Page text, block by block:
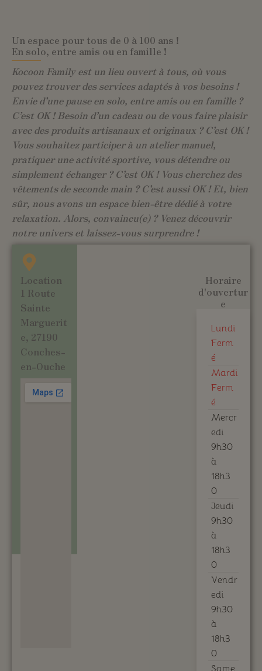
Un espace pour tous de 0 à 100 ans !
En solo, entre amis ou en famille !
Kocoon Family est un lieu ouvert à tous, où vous
pouvez trouver des services adaptés à vos besoins !
Envie d’une pause en solo, entre amis ou en famille ?
C’est OK ! Besoin d’un cadeau ou de vous faire plaisir
avec des produits artisanaux et originaux ? C’est OK !
Vous souhaitez participer à un atelier manuel,
pratiquer une activité sportive, vous détendre ou
simplement échanger ? C’est OK ! Vous cherchez des
vêtements de seconde main ? C’est aussi OK ! Et, bien
sûr, nous avons un espace bien-être dédié à votre
relaxation. Alors, convaincu(e) ? Venez découvrir
notre univers et laissez-vous surprendre !
Location
1 Route
Sainte
Marguerit
e, 27190
Conches-
en-Ouche
Horaire
d'ouvertur
e
Lundi
Ferm
é
Mardi
Ferm
é
Mercr
edi
9h30
à
18h3
0
Jeudi
9h30
à
18h3
0
Vendr
edi
9h30
à
18h3
0